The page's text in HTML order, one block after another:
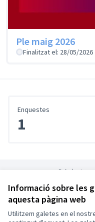
Informació sobre les
aquesta pàgina web
Utilitzem galetes en el
Ple maig 2026
Finalitzat el: 28/05/2026
Enquestes
1
Referència:
Termes i condicions d'ús
Configuració de les galetes
Montcada Participa a X
Montcada Participa a
Montcada